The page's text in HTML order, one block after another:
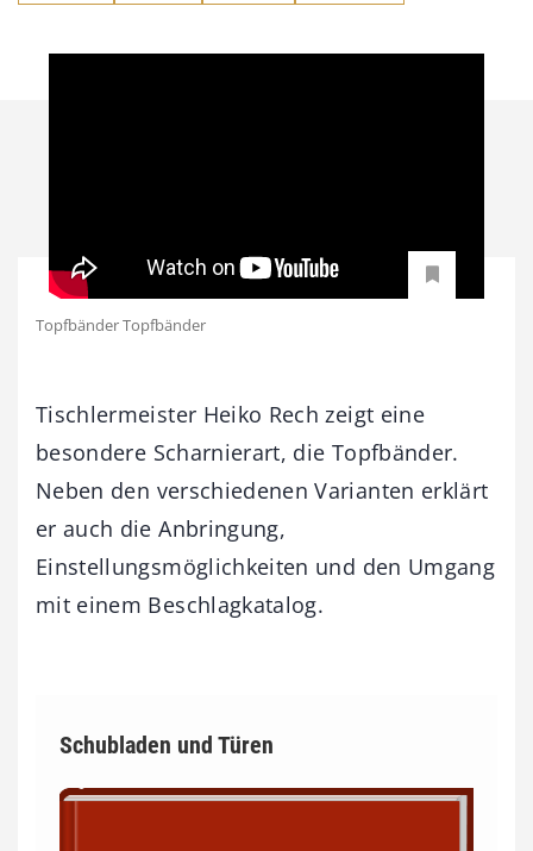
Topfbänder Topfbänder
Tischlermeister Heiko Rech zeigt eine
besondere Scharnierart, die Topfbänder.
Neben den verschiedenen Varianten erklärt
er auch die Anbringung,
Einstellungsmöglichkeiten und den Umgang
mit einem Beschlagkatalog.
Schubladen und Türen